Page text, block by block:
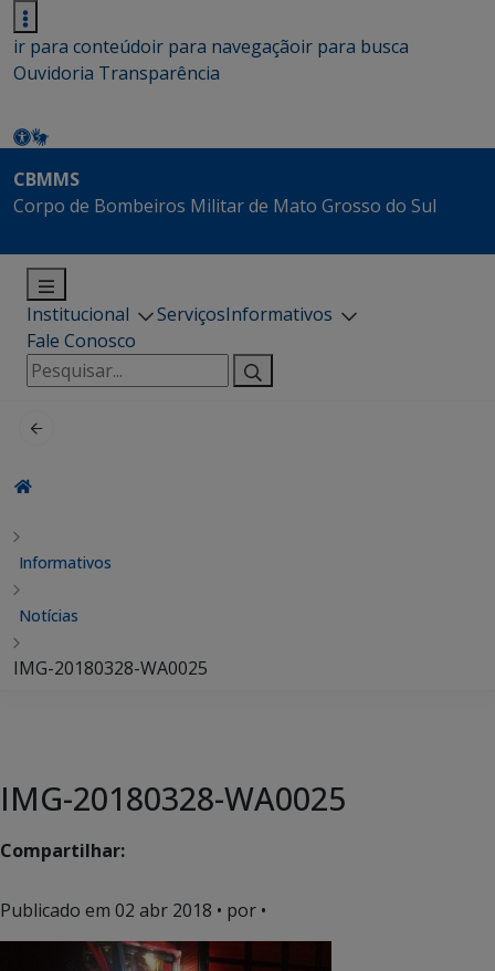
ir para conteúdoir para navegaçãoir para busca
Ouvidoria Transparência
CBMMS
Corpo de Bombeiros Militar de Mato Grosso do Sul
Institucional ServiçosInformativos
Fale Conosco
Pesquisar
por:
Informativos
Notícias
IMG-20180328-WA0025
IMG-20180328-WA0025
Compartilhar:
Publicado em 02 abr 2018 • por •